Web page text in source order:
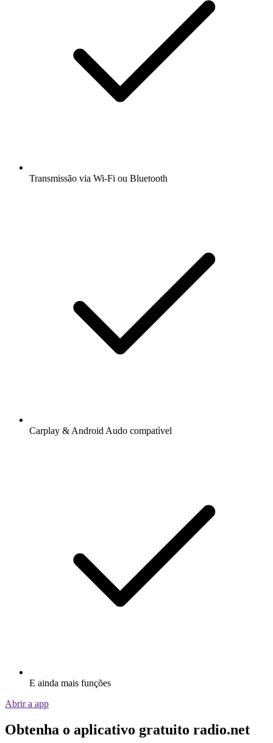
Transmissão via Wi-Fi ou Bluetooth
Carplay & Android Audo compatìvel
E ainda mais funções
Abrir a app
Obtenha o aplicativo gratuito radio.net